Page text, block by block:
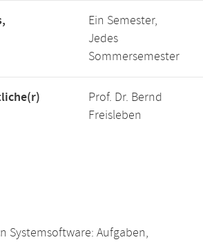
Ein Semester,
Jedes
Sommersemester
Prof. Dr. Bernd
Freisleben
Systemsoftware: Aufgaben,